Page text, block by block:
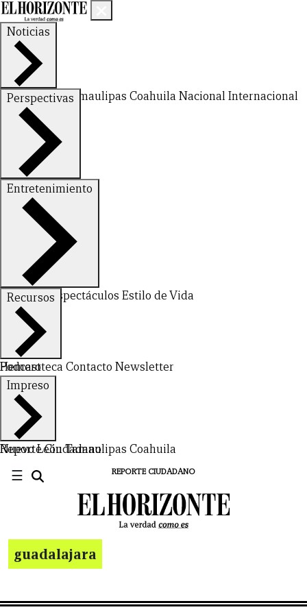
Noticias
Nuevo LeónTamaulipas Coahuila NacionalInternacional
Perspectivas
FinanzasOpinión
Entretenimiento
DeportesEspectáculos Estilo de Vida
Recursos
Hemeroteca Contacto Newsletter
Podcast
Impreso
Nuevo LeónTamaulipas Coahuila
Reporte Ciudadano
☰ REPORTE CIUDADANO
guadalajara